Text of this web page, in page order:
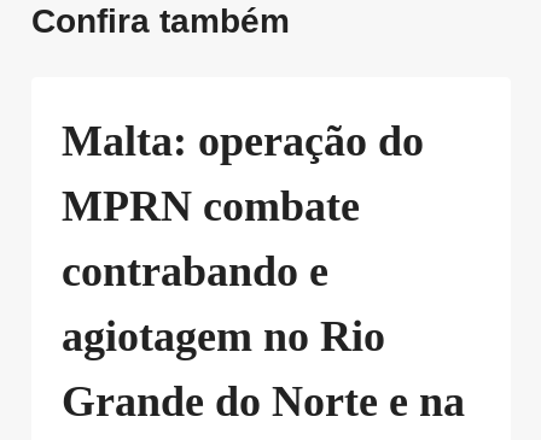
Confira também
Malta: operação do
MPRN combate
contrabando e
agiotagem no Rio
Grande do Norte e na